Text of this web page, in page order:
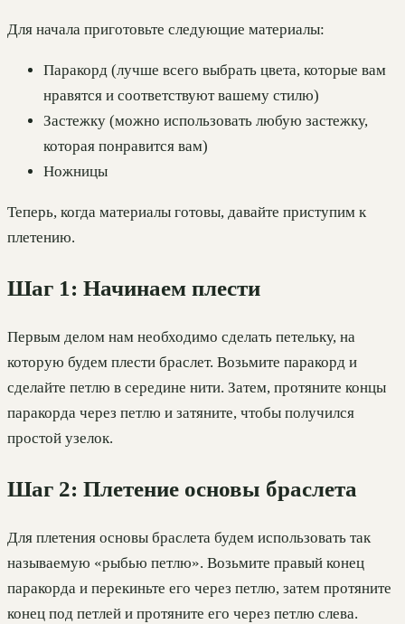
Для начала приготовьте следующие материалы:
Паракорд (лучше всего выбрать цвета, которые вам
нравятся и соответствуют вашему стилю)
Застежку (можно использовать любую застежку,
которая понравится вам)
Ножницы
Теперь, когда материалы готовы, давайте приступим к
плетению.
Шаг 1: Начинаем плести
Первым делом нам необходимо сделать петельку, на
которую будем плести браслет. Возьмите паракорд и
сделайте петлю в середине нити. Затем, протяните концы
паракорда через петлю и затяните, чтобы получился
простой узелок.
Шаг 2: Плетение основы браслета
Для плетения основы браслета будем использовать так
называемую «рыбью петлю». Возьмите правый конец
паракорда и перекиньте его через петлю, затем протяните
конец под петлей и протяните его через петлю слева.